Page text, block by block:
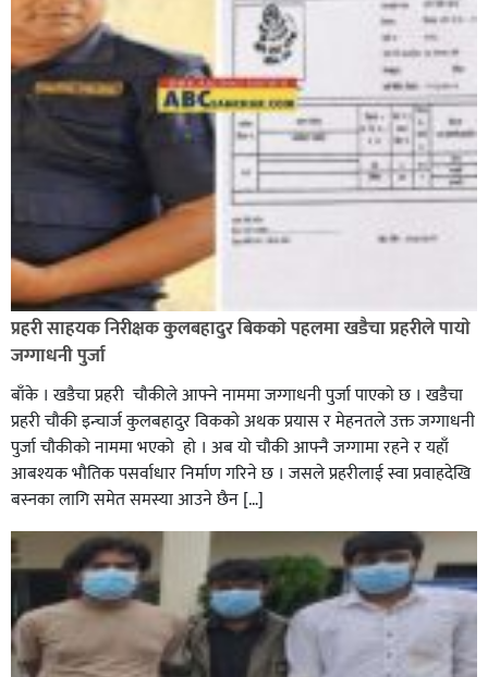
भिक्षा मागेर कारमा घुम्ने बाबाहरूलाई दाङ प्रहरीले पक्राउ,भारत
फर्कने सर्तमा रिहा,
रौतहटमा १२ हजार लिटर पेट्रोल बोकेको ट्यांकर दुर्घटनापछि
आगलागी सडक अबरुद्ध,
घोराहीको समृद्धिका लागि वडा–वडामा विशेष अभियान सञ्चालन
हुने,
प्रहरी साहयक निरीक्षक कुलबहादुर बिककाे पहलमा खडैचा प्रहरीले पायाे
जग्गाधनी पुर्जा
बाँके । खडैचा प्रहरी चाैकीले आफ्ने नाममा जग्गाधनी पुर्जा पाएकाे छ । खडैचा
प्रहरी चाैकी इन्चार्ज कुलबहादुर विककाे अथक प्रयास र मेहनतले उक्त जग्गाधनी
पुर्जा चाैकीकाे नाममा भएको हाे । अब याे चाैकी आफ्नै जग्गामा रहने र यहाँ
आबश्यक भाैतिक पसर्वाधार निर्माण गरिने छ । जसले प्रहरीलाई स्वा प्रवाहदेखि
बस्नका लागि समेत समस्या आउने छैन […]